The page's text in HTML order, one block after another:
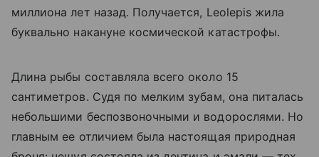
миллиона лет назад. Получается, Leolepis жила
буквально накануне космической катастрофы.
Длина рыбы составляла всего около 15
сантиметров. Судя по мелким зубам, она питалась
небольшими беспозвоночными и водорослями. Но
главным ее отличием была настоящая природная